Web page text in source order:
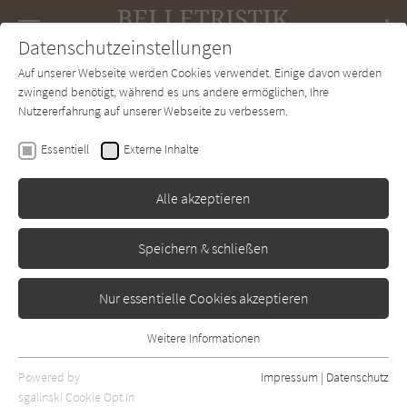
SUCHE Forum Charts Newsletter
Brynne Weaver
Standard
Alle Kategorien anzeigen
Datenschutzeinstellungen
Auf unserer Webseite werden Cookies verwendet. Einige davon werden
zwingend benötigt, während es uns andere ermöglichen, Ihre
Nutzererfahrung auf unserer Webseite zu verbessern.
Essentiell Externe Inhalte
Alle akzeptieren
Speichern & schließen
Nur essentielle Cookies akzeptieren
Essentielle Cookies werden für grundlegende Funktionen der
Webseite benötigt. Dadurch ist gewährleistet, dass die Webseite
Weitere Informationen
Powered by
sgalinski Cookie Opt In
Impressum | Datenschutz